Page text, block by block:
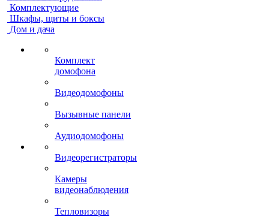
Комплектующие
Шкафы, щиты и боксы
Дом и дача
Комплект
домофона
Видеодомофоны
Вызывные панели
Аудиодомофоны
Видеорегистраторы
Камеры
видеонаблюдения
Тепловизоры